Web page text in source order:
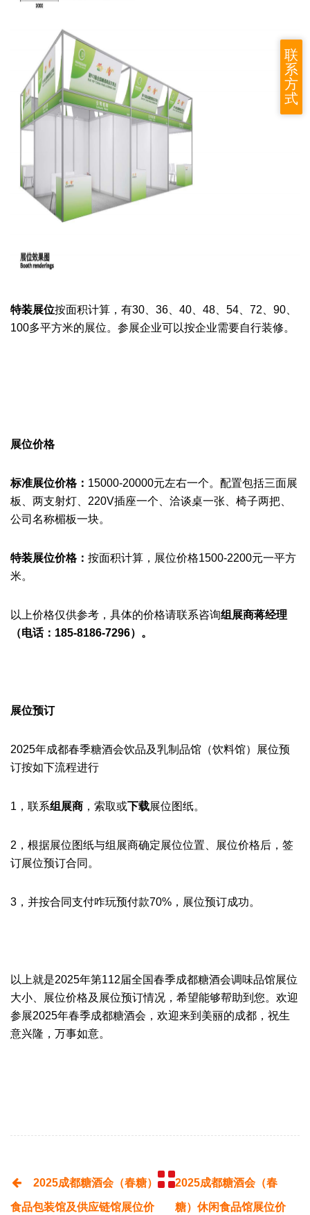
特装展位按面积计算，有30、36、40、48、54 72 、90
100多平方米的展位。 参展企业可以按企业需要自行装修。
展位价格
标准展位价格： 15000-20000元左右一个。配置包括三面展
板、两支射灯、220V插座一个、洽谈桌一张、椅子两把、
公司名称楣板一块。
特装展位价格： 按面积计算 ，展位价格1500-2200元一平方
米。
以上价格仅供参考，具体的价格请联系咨询组展商蒋经理
（电话： 185-8186-7296）。
展位预订
2025年成都春季糖酒会饮品及乳制品馆（饮料馆）
展位预
订按如下流程进行
1，联系组展商 ‍，索取或下载展位图纸。
2，根据展位图纸与组展商确定展位位置、展位价格后，签
订展位预订合同。
3， 并按合同支付咋玩预付款70%，展位预订成功。
以上就是2025年第112届全国春季成都糖酒会调味品馆展位
大小、展位价格及展位预订情况，希望能够帮助到您。欢迎
参展2025年春季成都糖酒会，欢迎来到美丽的成都，祝生
意兴隆，万事如意。
2025成都糖酒会（春糖）
食品包装馆及供应链馆展位价
2025成都糖酒会（春
糖）休闲食品馆展位价
联
系
方
式